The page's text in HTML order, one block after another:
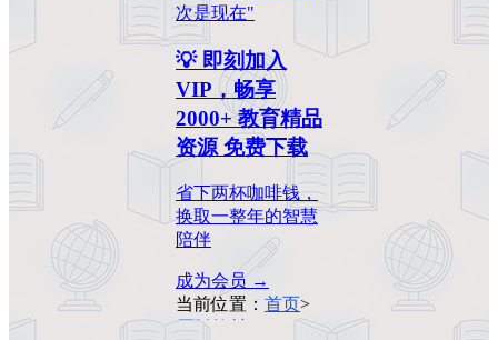
次是现在"
💡 即刻加入
VIP，畅享
2000+ 教育精品
资源 免费下载
省下两杯咖啡钱，
换取一整年的智慧
陪伴
成为会员 →
当前位置： 首页>
原版教材
E-future